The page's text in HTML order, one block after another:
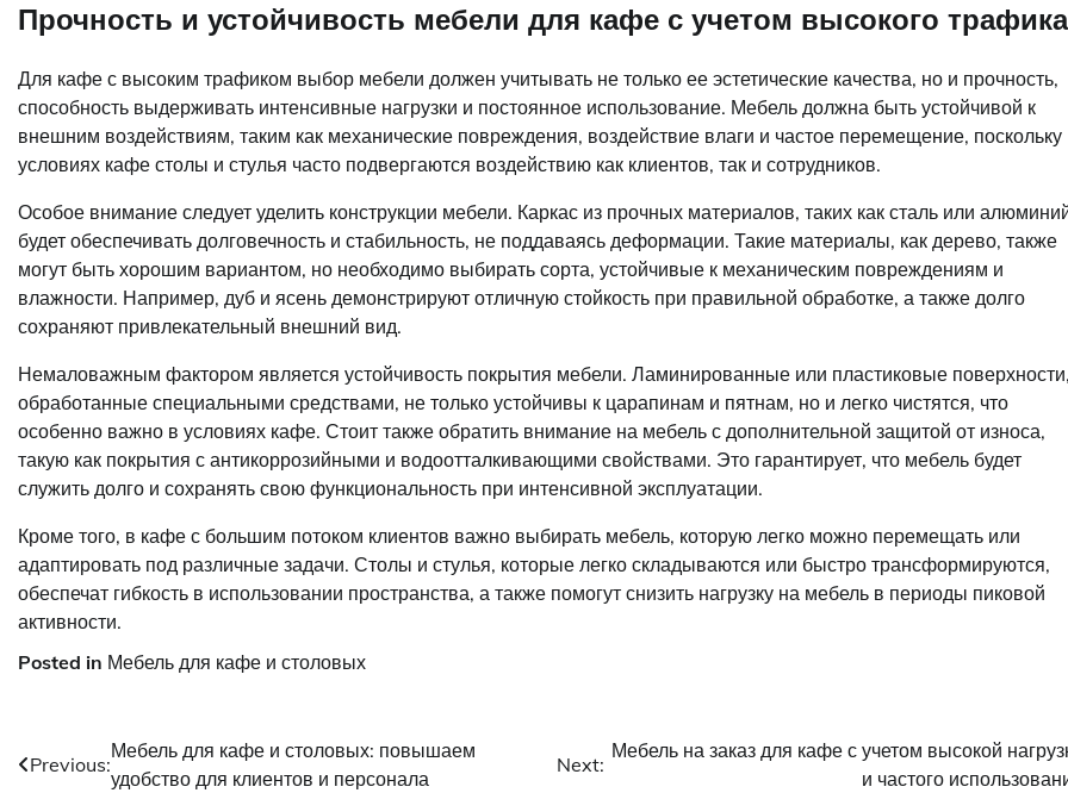
Прочность и устойчивость мебели для кафе с учетом высокого трафика
Для кафе с высоким трафиком выбор мебели должен учитывать не только ее эстетические качества, но и прочность,
способность выдерживать интенсивные нагрузки и постоянное использование. Мебель должна быть устойчивой к
внешним воздействиям, таким как механические повреждения, воздействие влаги и частое перемещение, поскольку
условиях кафе столы и стулья часто подвергаются воздействию как клиентов, так и сотрудников.
Особое внимание следует уделить конструкции мебели. Каркас из прочных материалов, таких как сталь или
будет обеспечивать долговечность и стабильность, не поддаваясь деформации. Такие материалы, как дерево, также
могут быть хорошим вариантом, но необходимо выбирать сорта, устойчивые к механическим повреждениям и
влажности. Например, дуб и ясень демонстрируют отличную стойкость при правильной обработке, а также долго
сохраняют привлекательный внешний вид.
Немаловажным фактором является устойчивость покрытия мебели. Ламинированные или пластиковые
обработанные специальными средствами, не только устойчивы к царапинам и пятнам, но и легко чистятся, что
особенно важно в условиях кафе. Стоит также обратить внимание на мебель с дополнительной защитой от износа,
такую как покрытия с антикоррозийными и водоотталкивающими свойствами. Это гарантирует, что мебель будет
служить долго и сохранять свою функциональность при интенсивной эксплуатации.
Кроме того, в кафе с большим потоком клиентов важно выбирать мебель, которую легко можно перемещать или
адаптировать под различные задачи. Столы и стулья, которые легко складываются или быстро трансформируются,
обеспечат гибкость в использовании пространства, а также помогут снизить нагрузку на мебель в периоды пиковой
активности.
Posted in Мебель для кафе и столовых
Навигация
Previous:
Мебель для кафе и столовых: повышаем
удобство для клиентов и персонала
Next:
Мебель на заказ для кафе с учетом высокой
и частого